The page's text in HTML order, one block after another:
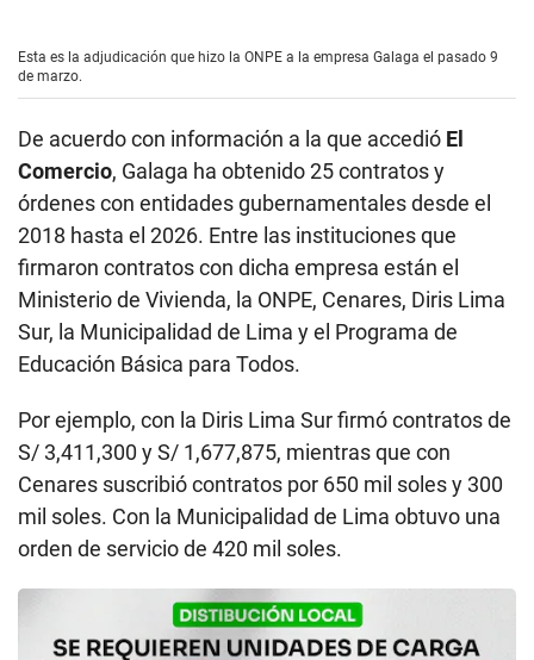
Esta es la adjudicación que hizo la ONPE a la empresa Galaga el pasado 9
de marzo.
De acuerdo con información a la que accedió El
Comercio, Galaga ha obtenido 25 contratos y
órdenes con entidades gubernamentales desde el
2018 hasta el 2026. Entre las instituciones que
firmaron contratos con dicha empresa están el
Ministerio de Vivienda, la ONPE, Cenares, Diris Lima
Sur, la Municipalidad de Lima y el Programa de
Educación Básica para Todos.
Por ejemplo, con la Diris Lima Sur firmó contratos de
S/ 3,411,300 y S/ 1,677,875, mientras que con
Cenares suscribió contratos por 650 mil soles y 300
mil soles. Con la Municipalidad de Lima obtuvo una
orden de servicio de 420 mil soles.